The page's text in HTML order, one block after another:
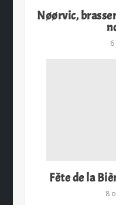
Nøørvic,
Fête de la
8